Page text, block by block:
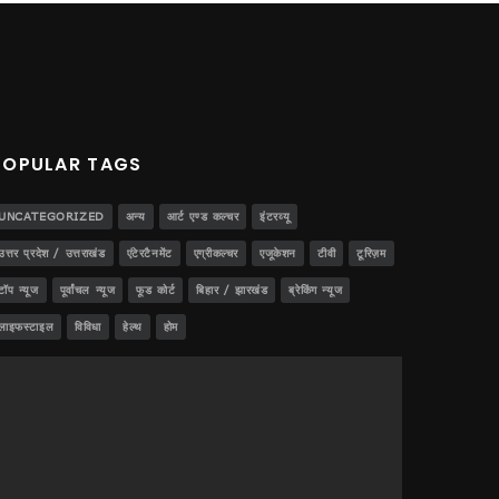
TAGS
अन्य आर्ट एण्ड कल्चर इंटरव्यू
प्रदेश / उत्तराखंड एंटेरटैनमेंट एग्रीकल्चर एजूकेशन टीवी टूरिज़म
न्यूज पूर्वांचल न्यूज फूड कोर्ट बिहार / झारखंड ब्रेकिंग न्यूज
विविधा हेल्थ होम